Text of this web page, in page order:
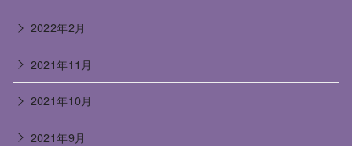
2022年2月
2021年11月
2021年10月
2021年9月